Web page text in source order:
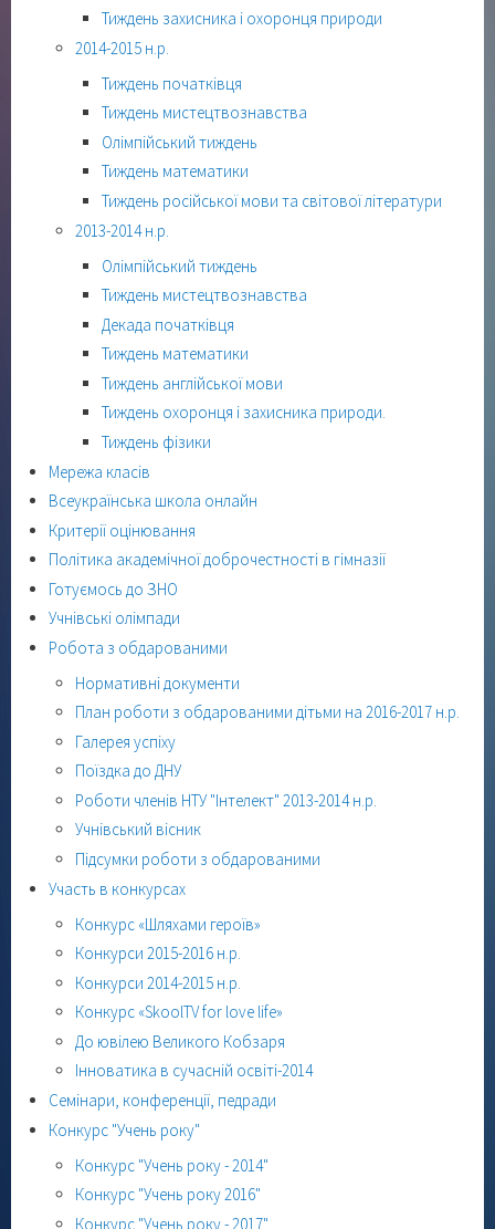
Тиждень захисника і охоронця природи
2014-2015 н.р.
Тиждень початківця
Тиждень мистецтвознавства
Олімпійський тиждень
Тиждень математики
Тиждень російської мови та світової літератури
2013-2014 н.р.
Олімпійський тиждень
Тиждень мистецтвознавства
Декада початківця
Тиждень математики
Тиждень англійської мови
Тиждень охоронця і захисника природи.
Тиждень фізики
Мережа класів
Всеукраїнська школа онлайн
Критерії оцінювання
Політика академічної доброчестності в гімназії
Готуємось до ЗНО
Учнівські олімпади
Робота з обдарованими
Нормативні документи
План роботи з обдарованими дітьми на 2016-2017 н.р.
Галерея успіху
Поїздка до ДНУ
Роботи членів НТУ "Інтелект" 2013-2014 н.р.
Учнівський вісник
Підсумки роботи з обдарованими
Участь в конкурсах
Конкурс «Шляхами героїв»
Конкурси 2015-2016 н.р.
Конкурси 2014-2015 н.р.
Конкурс «SkoolTV for love life»
До ювілею Великого Кобзаря
Інноватика в сучасній освіті-2014
Семінари, конференції, педради
Конкурс "Учень року"
Конкурс "Учень року - 2014"
Конкурс "Учень року 2016"
Конкурс "Учень року - 2017"